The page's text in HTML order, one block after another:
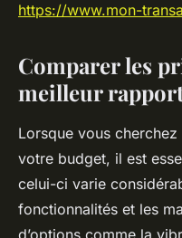
https://www.mon-
Comparer les
meilleur
Lorsque vous
votre budget, il est
celui-ci varie
fonctionnalités et les